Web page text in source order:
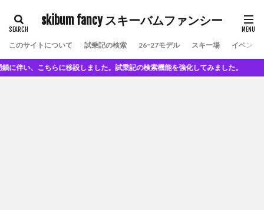
skibum fancy スキーバムファンシー
このサイトについて 試乗記の検索 26ｰ27モデル スキー場 イベント
こちらに移設しました。試乗記の検索機能を強化してみました。